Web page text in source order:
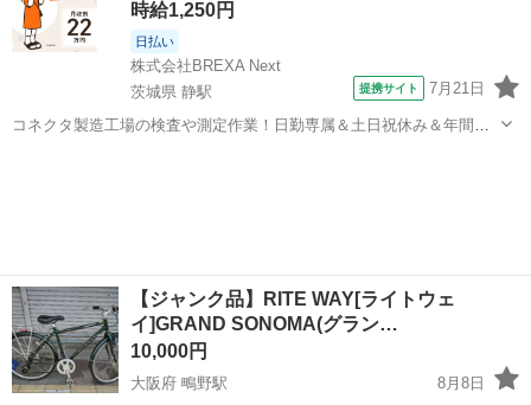
時給1,250円
日払い
株式会社BREXA Next
茨城県 静駅
提携サイト 7月21日
コネクタ製造工場の検査や測定作業！日勤専属＆土日祝休み＆年間休
【ジャンク品】RITE WAY[ライトウェ
イ]GRAND SONOMA(グラン…
10,000円
大阪府 鴫野駅
8月8日